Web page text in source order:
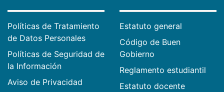
Políticas de Tratamiento
de Datos Personales
Políticas de Seguridad de
la Información
Aviso de Privacidad
Estatuto general
Código de Buen
Gobierno
Reglamento estudiantil
Estatuto docente